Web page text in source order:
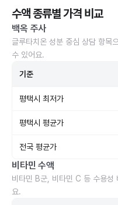
수액 종류별 가격 비교
백옥 주사
글루타치온 성분 중심 상담 항목
수 있어요.
기준
평택시 최저가
평택시 평균가
전국 평균가
비타민 수액
비타민 B군, 비타민 C 등 수용성
요.